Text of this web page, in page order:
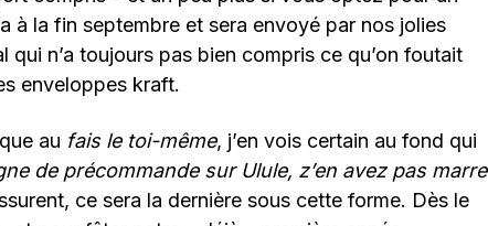
à la fin septembre et sera envoyé par nos jolies
qui n’a toujours pas bien compris ce qu’on foutait
enveloppes kraft.
au fais le toi-même, j’en vois certain au fond qui
de précommande sur Ulule, z’en avez pas marre
ce sera la dernière sous cette forme. Dès le